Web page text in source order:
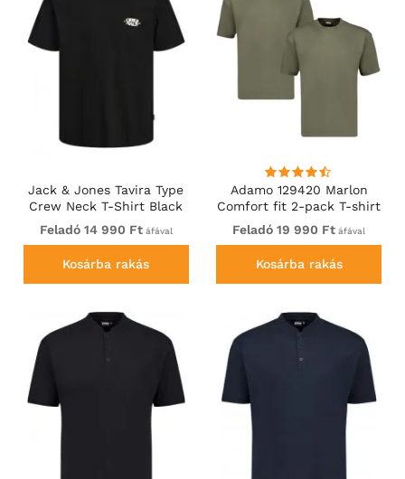
Jack & Jones Tavira Type
Crew Neck T-Shirt Black
Feladó 14 990 Ftáfával
Kosárba rakás
Adamo 129420 Marlon
Comfort fit 2-pack T-shirt
Olive Green
Feladó 19 990 Ft áfával
Kosárba rakás